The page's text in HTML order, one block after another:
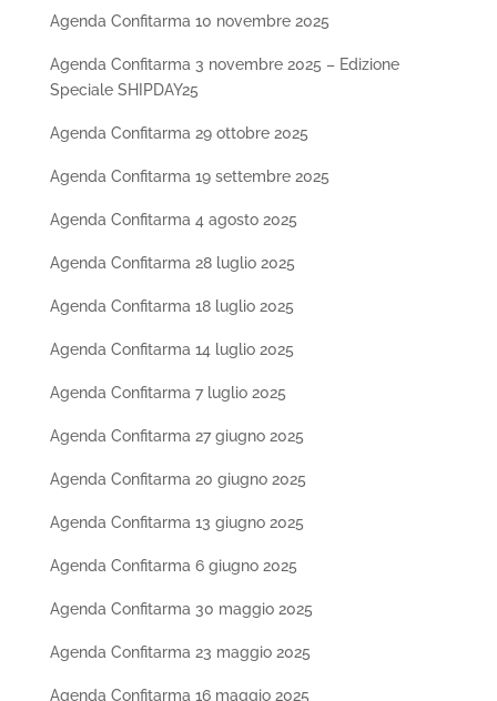
Agenda Confitarma 10 novembre 2025
Agenda Confitarma 3 novembre 2025 – Edizione
Speciale SHIPDAY25
Agenda Confitarma 29 ottobre 2025
Agenda Confitarma 19 settembre 2025
Agenda Confitarma 4 agosto 2025
Agenda Confitarma 28 luglio 2025
Agenda Confitarma 18 luglio 2025
Agenda Confitarma 14 luglio 2025
Agenda Confitarma 7 luglio 2025
Agenda Confitarma 27 giugno 2025
Agenda Confitarma 20 giugno 2025
Agenda Confitarma 13 giugno 2025
Agenda Confitarma 6 giugno 2025
Agenda Confitarma 30 maggio 2025
Agenda Confitarma 23 maggio 2025
Agenda Confitarma 16 maggio 2025